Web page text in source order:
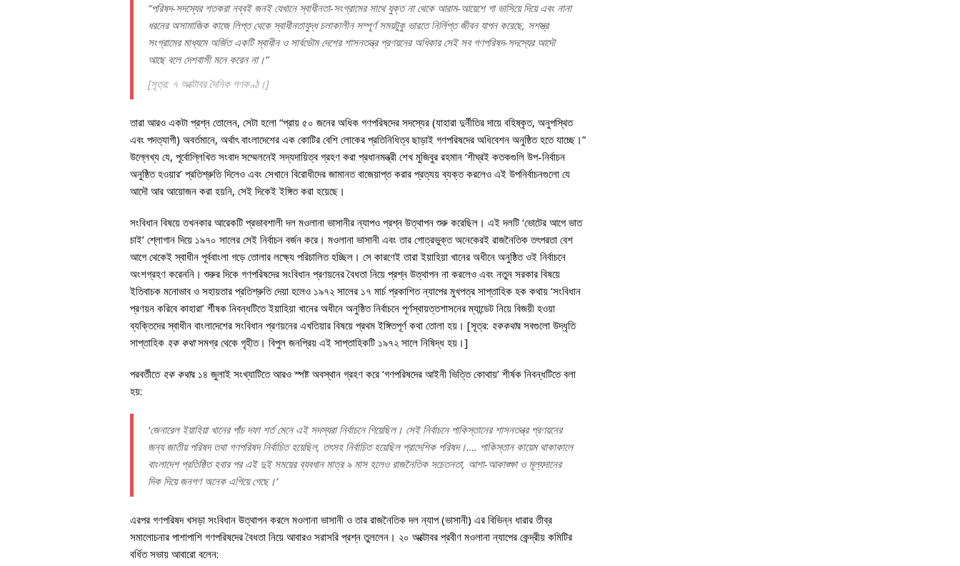
“পরিষদ-সদস্যের শতকরা নব্বই জনই যেখানে স্বাধীনতা-সংগ্রামের সাথে যুক্ত না থেকে আরাম-আয়েশে গা ভাসিয়ে দিয়ে এবং নানা
ধরনের অসামাজিক কাজে লিপ্ত থেকে স্বাধীনতাযুদ্ধ চলাকালীন সম্পূর্ণ সময়টুকু ভারতে নির্লিপ্ত জীবন যাপন করেছে, সশস্ত্র
সংগ্রামের মাধ্যমে অর্জিত একটি স্বাধীন ও সার্বভৌম দেশের শাসনতন্ত্র প্রণয়নের অধিকার সেই সব গণপরিষদ-সদস্যের আদৌ
আছে বলে দেশবাসী মনে করেন না।”
[সূত্র: ৭ অক্টোবরদৈনিক গণকণ্ঠ।]
তারা আরও একটা প্রশ্ন তোলেন, সেটা হলো “প্রায় ৫০ জনের অধিক গণপরিষদের সদস্যের (যাহারা দুর্নীতির দায়ে বহিষ্কৃত, অনুপস্থিত
এবং পদত্যাগী) অবর্তমানে, অর্থাৎ বাংলাদেশের এক কোটির বেশি লোকের প্রতিনিধিত্ব ছাড়াই গণপরিষদের অধিবেশন অনুষ্ঠিত হতে যাচ্ছে।”
উল্লেখ্য যে, পূর্বোল্লিখিত সংবাদ সম্মেলনেই সদ্যদায়িত্ব গ্রহণ করা প্রধানমন্ত্রী শেখ মুজিবুর রহমান ‘শীঘ্রই কতকগুলি উপ-নির্বাচন
অনুষ্ঠিত হওয়ার’ প্রতিশ্রুতি দিলেও এবং সেখানে বিরোধীদের জামানত বাজেয়াপ্ত করার প্রত্যয় ব্যক্ত করলেও এই উপনির্বাচনগুলো যে
আদৌ আর আয়োজন করা হয়নি, সেই দিকেই ইঙ্গিত করা হয়েছে।
সংবিধান বিষয়ে তখনকার আরেকটি প্রভাবশালী দল মওলানা ভাসানীর ন্যাপও প্রশ্ন উত্থাপন শুরু করেছিল। এই দলটি ‘ভোটের আগে ভাত
চাই’ শ্লোগান দিয়ে ১৯৭০ সালের সেই নির্বাচন বর্জন করে। মওলানা ভাসানী এবং তার গোত্রভুক্ত অনেকেরই রাজনৈতিক তৎপরতা বেশ
আগে থেকেই স্বাধীন পূর্ববাংলা গড়ে তোলার লক্ষ্যে পরিচালিত হচ্ছিল। সে কারণেই তারা ইয়াহিয়া খানের অধীনে অনুষ্ঠিত ওই নির্বাচনে
অংশগ্রহণ করেননি। শুরুর দিকে গণপরিষদের সংবিধান প্রণয়নের বৈধতা নিয়ে প্রশ্ন উত্থাপন না করলেও এবং নতুন সরকার বিষয়ে
ইতিবাচক মনোভাব ও সহায়তার প্রতিশ্রুতি দেয়া হলেও ১৯৭২ সালের ১৭ মার্চ প্রকাশিত ন্যাপের মুখপত্র সাপ্তাহিক হক কথায় ‘সংবিধান
প্রণয়ন করিবে কাহারা’ র্শীষক নিবন্ধটিতে ইয়াহিয়া খানের অধীনে অনুষ্ঠিত নির্বাচনে পূর্ণস্বায়ত্তশাসনের ম্যান্ডেট নিয়ে বিজয়ী হওয়া
ব্যক্তিদের স্বাধীন বাংলাদেশের সংবিধান প্রণয়নের এখতিয়ার বিষয়ে প্রথম ইঙ্গিতপূর্ণ কথা তোলা হয়। [সূত্র: হককথার সবগুলো উদ্ধৃতি
সাপ্তাহিক হক কথাসমগ্র থেকে গৃহীত। বিপুল জনপ্রিয় এই সাপ্তাহিকটি ১৯৭২ সালে নিষিদ্ধ হয়।]
পরবর্তীতে হক কথার ১৪ জুলাই সংখ্যাটিতে আরও স্পষ্ট অবস্থান গ্রহণ করে ‘গণপরিষদের আইনী ভিত্তি কোথায়’ শীর্ষক নিবন্ধটিতে বলা
হয়:
‘জেনারেল ইয়াহিয়া খানের পাঁচ দফা শর্ত মেনে এই সদস্যরা নির্বাচনে গিয়েছিল। সেই নির্বাচনে পাকিস্তানের শাসনতন্ত্র প্রণয়নের
জন্য জাতীয় পরিষদ তথা গণপরিষদ নির্বাচিত হয়েছিল, তৎসহ নির্বাচিত হয়েছিল প্রাদেশিক পরিষদ।…. পাকিস্তান কায়েম থাকাকালে
বাংলাদেশ প্রতিষ্ঠিত হবার পর এই দুই সময়ের ব্যবধান মাত্র ৯ মাস হলেও রাজনৈতিক সচেতনতা, আশা-আকাঙ্ক্ষা ও মূল্যদানের
দিক দিয়ে জনগণ অনেক এগিয়ে গেছে।’
এরপর গণপরিষদ খসড়া সংবিধান উত্থাপন করলে মওলানা ভাসানী ও তার রাজনৈতিক দল ন্যাপ (ভাসানী) এর বিভিন্ন ধারার তীব্র
সমালোচনার পাশাপাশি গণপরিষদের বৈধতা নিয়ে আবারও সরাসরি প্রশ্ন তুললেন। ২০ অক্টোবর প্রবীণ মওলানা ন্যাপের কেন্দ্রীয় কমিটির
বর্ধিত সভায় আবারো বলেন: